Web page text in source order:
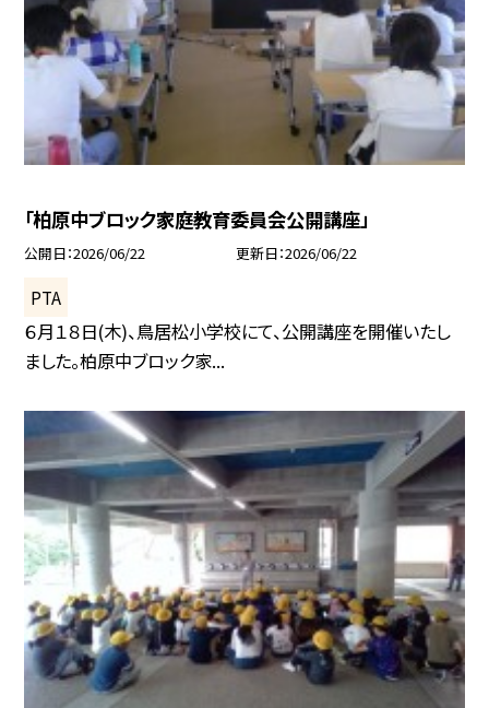
「柏原中ブロック家庭教育委員会公開講座」
公開日 2026/06/22 更新日 2026/06/22
PTA
６月１８日(木)、鳥居松小学校にて、公開講座を開催いたし
ました。柏原中ブロック家...